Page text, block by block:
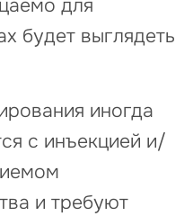
для
будет выглядеть
иногда
с инъекцией и/
и требуют